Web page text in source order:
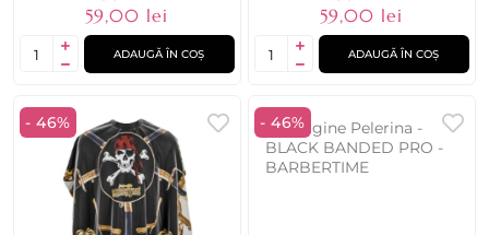
59,00 lei
ADAUGĂ ÎN COȘ
59,00 lei
ADAUGĂ ÎN COȘ
- 46% - 46%